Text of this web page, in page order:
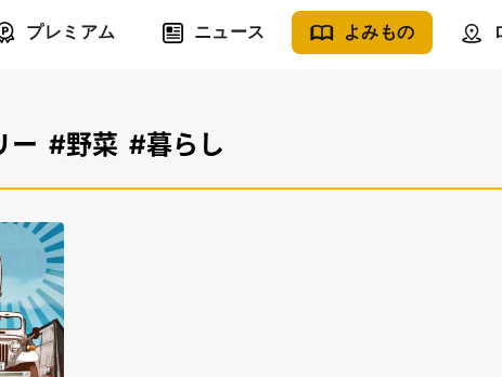
プレミアム ニュース よみもの
ー #野菜 #暮らし